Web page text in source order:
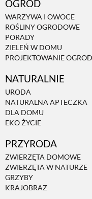
OGRÓD
WARZYWA I OWOCE
ROŚLINY OGRODOWE
PORADY
ZIELEŃ W DOMU
PROJEKTOWANIE
NATURALNIE
URODA
NATURALNA APTECZKA
DLA DOMU
EKO ŻYCIE
PRZYRODA
ZWIERZĘTA DOMOWE
ZWIERZĘTA W NATURZE
GRZYBY
KRAJOBRAZ